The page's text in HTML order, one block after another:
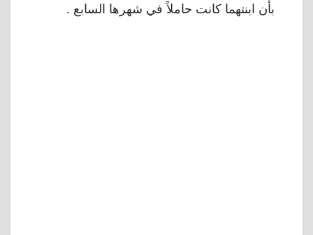
بأن ابنتهما كانت حاملاً في شهرها السابع .